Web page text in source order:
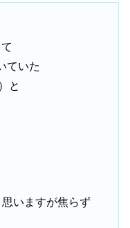
ていた
）と
いますが焦らず